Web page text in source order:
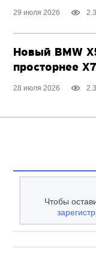
29 июля 2026
Новый BMW
просторнее X7
28 июля 2026
Чтобы